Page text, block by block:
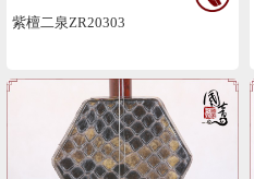
紫檀二泉ZR20303